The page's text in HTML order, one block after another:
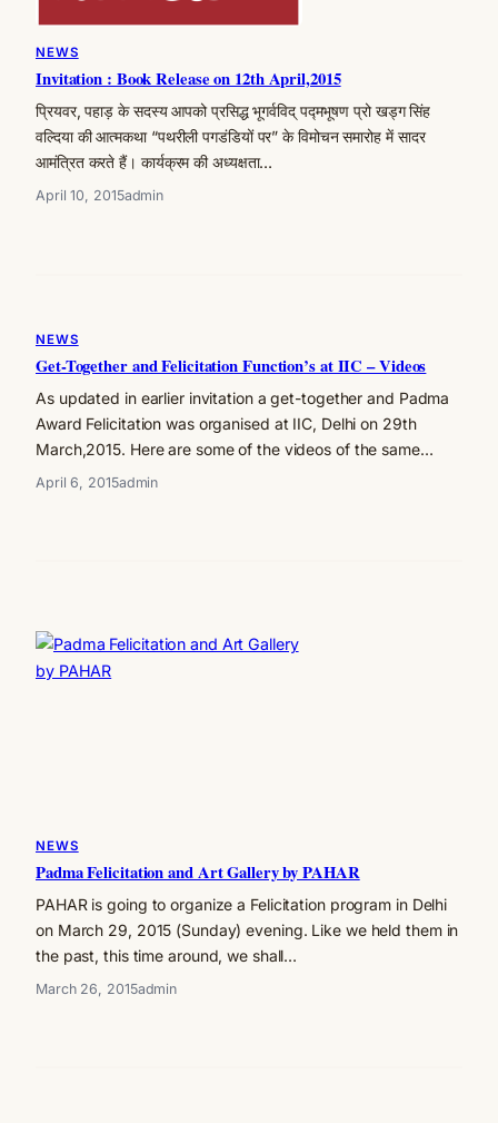
NEWS
Invitation : Book Release on 12th April,2015
प्रियवर, पहाड़ के सदस्य आपको प्रसिद्ध भूगर्वविद् पद्मभूषण प्रो खड्ग सिंह
वल्दिया की आत्मकथा “पथरीली पगडंडियों पर” के विमोचन समारोह में सादर
आमंत्रित करते हैं। कार्यक्रम की अध्यक्षता…
April 10, 2015admin
NEWS
Get-Together and Felicitation Function’s at IIC – Videos
As updated in earlier invitation a get-together and Padma
Award Felicitation was organised at IIC, Delhi on 29th
March,2015. Here are some of the videos of the same…
April 6, 2015admin
NEWS
Padma Felicitation and Art Gallery by PAHAR
PAHAR is going to organize a Felicitation program in Delhi
on March 29, 2015 (Sunday) evening. Like we held them in
the past, this time around, we shall…
March 26, 2015admin